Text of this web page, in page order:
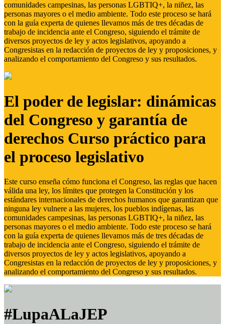
comunidades campesinas, las personas LGBTIQ+, la niñez, las
personas mayores o el medio ambiente. Todo este proceso se hará
con la guía experta de quienes llevamos más de tres décadas de
trabajo de incidencia ante el Congreso, siguiendo el trámite de
diversos proyectos de ley y actos legislativos, apoyando a
Congresistas en la redacción de proyectos de ley y proposiciones, y
analizando el comportamiento del Congreso y sus resultados.
El poder de legislar: dinámicas
del Congreso y garantía de
derechos Curso práctico para
el proceso legislativo
Este curso enseña cómo funciona el Congreso, las reglas que hacen
válida una ley, los límites que protegen la Constitución y los
estándares internacionales de derechos humanos que garantizan que
ninguna ley vulnere a las mujeres, los pueblos indígenas, las
comunidades campesinas, las personas LGBTIQ+, la niñez, las
personas mayores o el medio ambiente. Todo este proceso se hará
con la guía experta de quienes llevamos más de tres décadas de
trabajo de incidencia ante el Congreso, siguiendo el trámite de
diversos proyectos de ley y actos legislativos, apoyando a
Congresistas en la redacción de proyectos de ley y proposiciones, y
analizando el comportamiento del Congreso y sus resultados.
#LupaALaJEP